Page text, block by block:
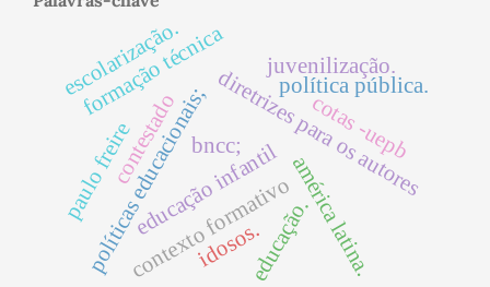
educação infantil
políticas educacionais;diretrizes para os autores
política pública.
américa latina.
contexto formativo
bncc;
contestado
paulo freire
formação técnica juvenilização.
escolarização.
cotas -uepb
educação.
idosos.